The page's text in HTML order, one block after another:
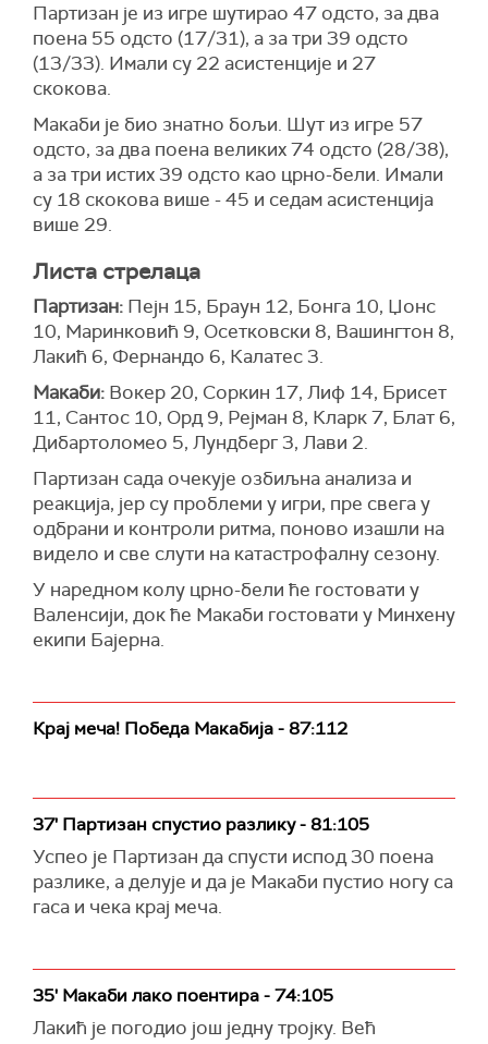
Партизан је из игре шутирао 47 одсто, за два
поена 55 одсто (17/31), а за три 39 одсто
(13/33). Имали су 22 асистенције и 27
скокова.
Макаби је био знатно бољи. Шут из игре 57
одсто, за два поена великих 74 одсто (28/38),
а за три истих 39 одсто као црно-бели. Имали
су 18 скокова више - 45 и седам асистенција
више 29.
Листа стрелаца
Партизан: Пејн 15, Браун 12, Бонга 10, Џонс
10, Маринковић 9, Осетковски 8, Вашингтон 8,
Лакић 6, Фернандо 6, Калатес 3.
Макаби: Вокер 20, Соркин 17, Лиф 14, Брисет
11, Сантос 10, Орд 9, Рејман 8, Кларк 7, Блат 6,
Дибартоломео 5, Лундберг 3, Лави 2.
Партизан сада очекује озбиљна анализа и
реакција, јер су проблеми у игри, пре свега у
одбрани и контроли ритма, поново изашли на
видело и све слути на катастрофалну сезону.
У наредном колу црно-бели ће гостовати у
Валенсији, док ће Макаби гостовати у Минхену
екипи Бајерна.
Крај меча! Победа Макабија - 87:112
37' Партизан спустио разлику - 81:105
Успео је Партизан да спусти испод 30 поена
разлике, а делује и да је Макаби пустио ногу са
гаса и чека крај меча.
35' Макаби лако поентира - 74:105
Лакић је погодио још једну тројку. Већ